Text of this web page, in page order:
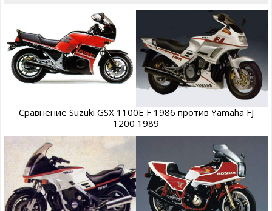
Сравнение Suzuki GSX 1100E F 1986 против Yamaha FJ
1200 1989